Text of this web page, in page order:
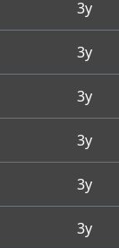
3y
3y
3y
3y
3y
3y